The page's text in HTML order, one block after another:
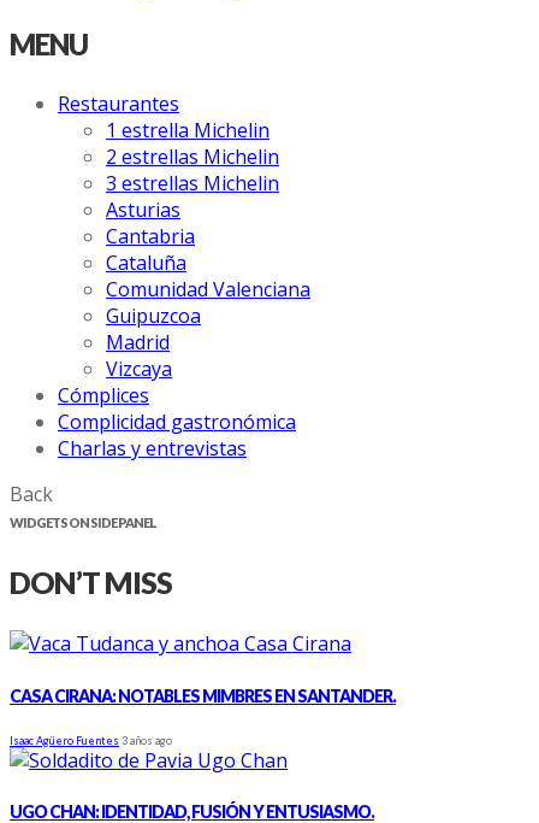
MENU
Restaurantes
1 estrella Michelin
2 estrellas Michelin
3 estrellas Michelin
Asturias
Cantabria
Cataluña
Comunidad Valenciana
Guipuzcoa
Madrid
Vizcaya
Cómplices
Complicidad gastronómica
Charlas y entrevistas
Back
WIDGETS ON SIDE PANEL
DON’T MISS
CASA CIRANA: NOTABLES MIMBRES EN SANTANDER.
Isaac Agüero Fuentes 3 años ago
UGO CHAN: IDENTIDAD, FUSIÓN Y ENTUSIASMO.